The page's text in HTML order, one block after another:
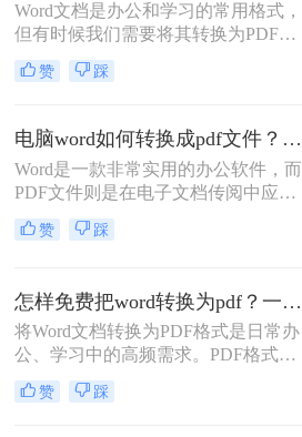
Word文档是办公和学习的常用格式，
但有时候我们需要将其转换为PDF格
式，以确保文档内容的稳定性和可读
性。PDF格式可以保留文档的原始格
查看时都能保持一致性。那么word文
档怎么转换成pdf呢？下面将介绍四种
将Word文档转换成PDF的方法，帮助
您轻松完成转换。
赞 踩
电脑word如何转换成pdf文件？教你4个方法轻松完成转换任务！
Word是一款非常实用的办公软件，而
PDF文件则是在电子文档传阅中应用
广泛的格式，因此很多人常常需要将
Word文件转换成PDF文件。那么电脑
法，帮助你快速将电脑上的Word文件
转换成PDF格式。
赞 踩
怎样免费把word转换为pdf？一文掌握所有常用方法！
将Word文档转换为PDF格式是日常办
公、学习中的高频需求。PDF格式能
确保文件内容在不同设备上显示一
致，且不易被篡改。那么怎样免费把
赞 踩